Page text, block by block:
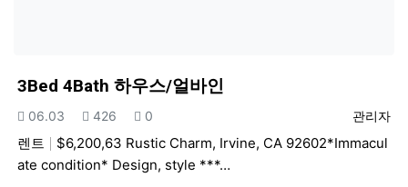
3Bed 4Bath 하우스/얼바인
등록자
관리자
등록일
06.03 조회
426 추천
0
렌트
$6,200,63 Rustic Charm, Irvine, CA 92602*Immacul
ate condition* Design, style ***…